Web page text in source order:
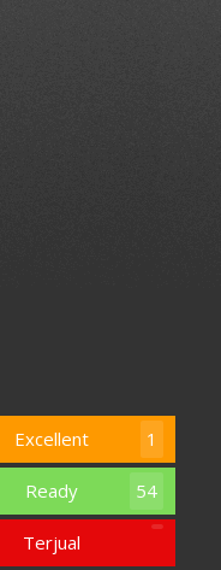
Excellent 1
Ready 54
Terjual